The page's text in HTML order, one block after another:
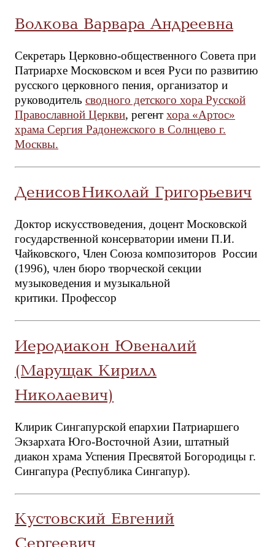
Волкова Варвара Андреевна
Секретарь Церковно-общественного Совета при
Патриархе Московском и всея Руси по развитию
русского церковного пения, организатор и
руководитель сводного детского хора Русской
Православной Церкви, регент хора «Артос»
храма Сергия Радонежского в Солнцево г.
Москвы.
Денисов Николай Григорьевич
Доктор искусствоведения, доцент Московской
государственной консерватории имени П.И.
Чайковского, Член Союза композиторов России
(1996), член бюро творческой секции
музыковедения и музыкальной
критики. Профессор
Иеродиакон Ювеналий
(Марущак Кирилл
Николаевич)
Клирик Сингапурской епархии Патриаршего
Экзархата Юго-Восточной Азии, штатный
диакон храма Успения Пресвятой Богородицы г.
Сингапура (Республика Сингапур).
Кустовский Евгений
Сергеевич